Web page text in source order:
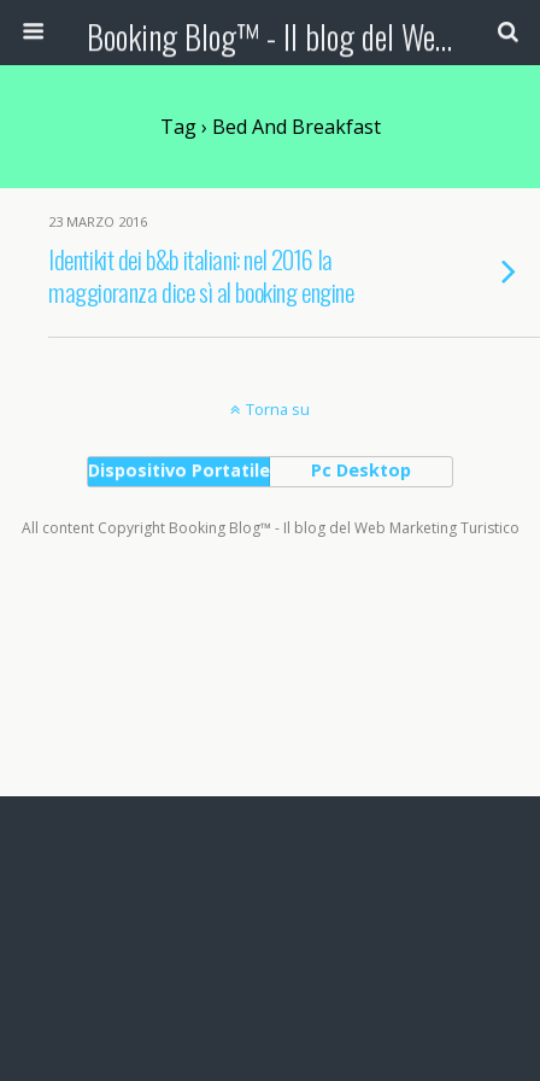
Booking Blog™ - Il blog del Web Marketing Turistico
Tag › Bed And Breakfast
23 MARZO 2016
Identikit dei b&b italiani: nel 2016 la
maggioranza dice sì al booking engine
Torna su
Dispositivo Portatile Pc Desktop
All content Copyright Booking Blog™ - Il blog del Web Marketing Turistico